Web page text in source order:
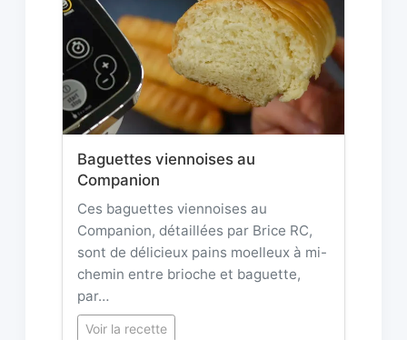
Baguettes viennoises au
Companion
Ces baguettes viennoises au
Companion, détaillées par Brice RC,
sont de délicieux pains moelleux à mi-
chemin entre brioche et baguette,
par…
Voir la recette